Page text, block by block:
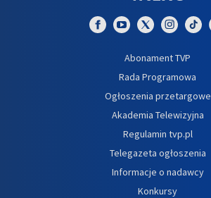
Abonament TVP
Rada Programowa
Ogłoszenia przetargowe
Akademia Telewizyjna
Regulamin tvp.pl
Telegazeta ogłoszenia
Informacje o nadawcy
Konkursy